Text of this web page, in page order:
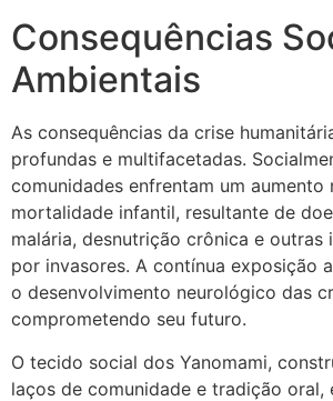
Consequências
Ambientais
As consequências da crise
profundas e multifacetadas.
comunidades enfrentam um aumento
mortalidade infantil, resultante de
malária, desnutrição crônica e outras
por invasores. A contínua exposição
o desenvolvimento neurológico das
comprometendo seu futuro.
O tecido social dos Yanomami,
laços de comunidade e tradição oral,